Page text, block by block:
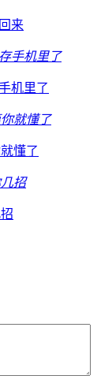
来
机里了
懂了